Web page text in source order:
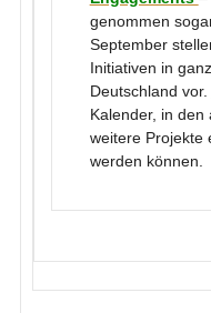
genommen
September
Initiativen in ganz
Deutschland vor.
Kalender, in den
weitere Projekte
werden können.